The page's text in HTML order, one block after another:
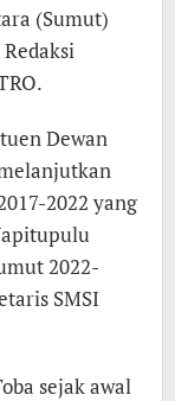
(Sumut)
Dewan
2022 yang
2022-
SMSI
sejak awal